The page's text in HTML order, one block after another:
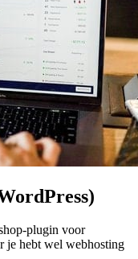
plugin voor
je hebt wel webhosting